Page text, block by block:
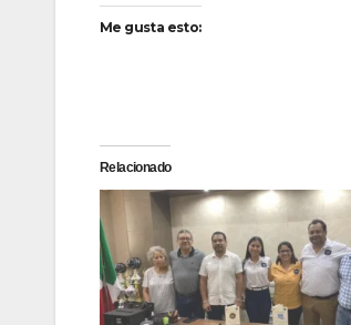
Me gusta esto:
Relacionado